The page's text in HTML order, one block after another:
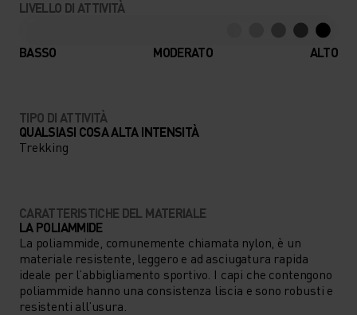
LIVELLO DI ATTIVITÀ
BASSO MODERATO ALTO
TIPO DI ATTIVITÀ
QUALSIASI COSA ALTA INTENSITÀ
Trekking
CARATTERISTICHE DEL MATERIALE
LA POLIAMMIDE
La poliammide, comunemente chiamata nylon, è un
materiale resistente, leggero e ad asciugatura rapida
ideale per l’abbigliamento sportivo. I capi che contengono
poliammide hanno una consistenza liscia e sono robusti e
resistenti all’usura.